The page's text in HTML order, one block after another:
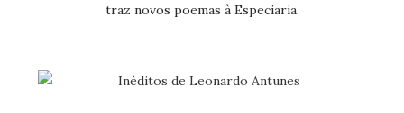
traz novos poemas à Especiaria.